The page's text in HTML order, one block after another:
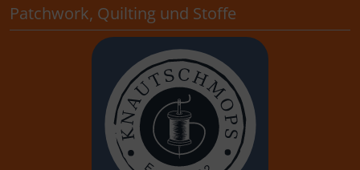
Patchwork, Quilting und Stoffe